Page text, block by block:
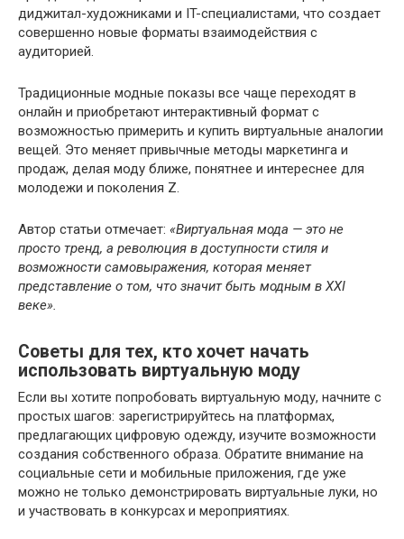
диджитал-художниками и IT-специалистами, что создает
совершенно новые форматы взаимодействия с
аудиторией.
Традиционные модные показы все чаще переходят в
онлайн и приобретают интерактивный формат с
возможностью примерить и купить виртуальные аналогии
вещей. Это меняет привычные методы маркетинга и
продаж, делая моду ближе, понятнее и интереснее для
молодежи и поколения Z.
Автор статьи отмечает: «Виртуальная мода — это не
просто тренд, а революция в доступности стиля и
возможности самовыражения, которая меняет
представление о том, что значит быть модным в XXI
веке».
Советы для тех, кто хочет начать
использовать виртуальную моду
Если вы хотите попробовать виртуальную моду, начните с
простых шагов: зарегистрируйтесь на платформах,
предлагающих цифровую одежду, изучите возможности
создания собственного образа. Обратите внимание на
социальные сети и мобильные приложения, где уже
можно не только демонстрировать виртуальные луки, но
и участвовать в конкурсах и мероприятиях.